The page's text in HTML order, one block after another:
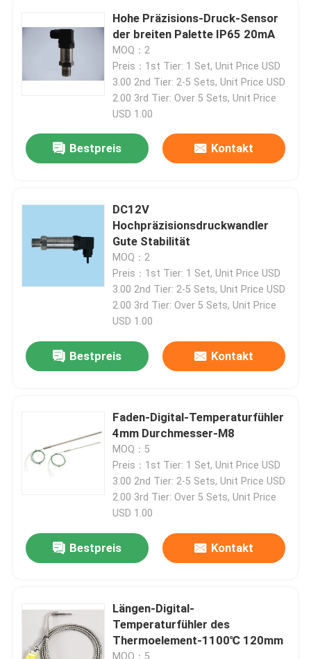
Über uns
Werksbesichtigung
Qualitätskontrolle
Kontakt mit uns
Neuigkeiten
Fälle
Drehmoment-Dynamometer
Hochgeschwindigkeitsdynamometer
Bewegungstest-Dynamometer
Getriebe-Dynamometer
Wechselstrom-Dynamometer
Dynamischer Prüfstand
Kraftstoffverbrauch-Maß-Gerät
Digital-Drehmomentmesser
Hohe Präzisions-Druck-Sensor
der breiten Palette IP65 20mA
MOQ：2
Preis：1st Tier: 1 Set, Unit Price USD
3.00 2nd Tier: 2-5 Sets, Unit Price USD
2.00 3rd Tier: Over 5 Sets, Unit Price
USD 1.00
Bestpreis Kontakt
DC12V
Hochpräzisionsdruckwandler
Gute Stabilität
MOQ：2
Preis：1st Tier: 1 Set, Unit Price USD
3.00 2nd Tier: 2-5 Sets, Unit Price USD
2.00 3rd Tier: Over 5 Sets, Unit Price
USD 1.00
Bestpreis Kontakt
Faden-Digital-Temperaturfühler
4mm Durchmesser-M8
MOQ：5
Preis：1st Tier: 1 Set, Unit Price USD
3.00 2nd Tier: 2-5 Sets, Unit Price USD
2.00 3rd Tier: Over 5 Sets, Unit Price
USD 1.00
Bestpreis Kontakt
Längen-Digital-
Temperaturfühler des
Thermoelement-1100℃ 120mm
MOQ：5